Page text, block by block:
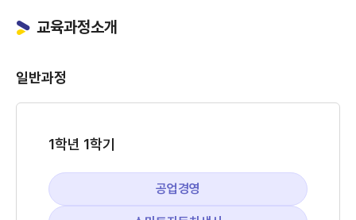
교육과정소개
일반과정
1학년 1학기
공업경영